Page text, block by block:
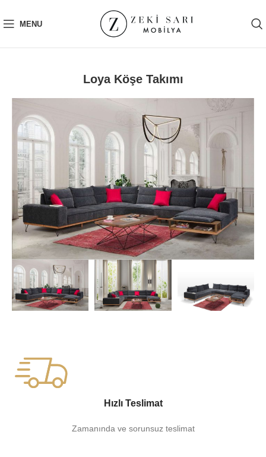
MENU
Loya Köşe Takımı
Hızlı Teslimat
Zamanında ve sorunsuz teslimat